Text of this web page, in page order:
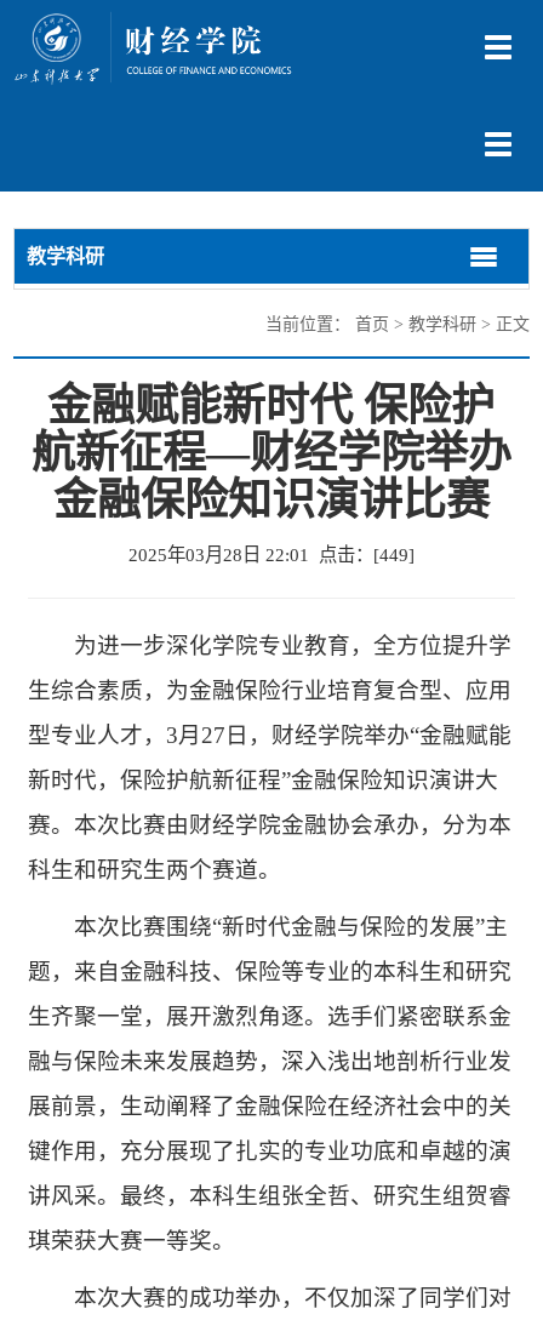
切
切
导
教学科研
切
换
航
切
换
航
当前位置： 首页 > 教学科研> 正文
金融赋能新时代 保险护
航新征程—财经学院举办
金融保险知识演讲比赛
2025年03月28日 22:01 点击：[449]
为进一步深化学院专业教育，全方位提升学
生综合素质，为金融保险行业培育复合型、应用
型专业人才，3月27日，财经学院举办“金融赋能
新时代，保险护航新征程”金融保险知识演讲大
赛。本次比赛由财经学院金融协会承办，分为本
科生和研究生两个赛道。
本次比赛围绕“新时代金融与保险的发展”主
题，来自金融科技、保险等专业的本科生和研究
生齐聚一堂，展开激烈角逐。选手们紧密联系金
融与保险未来发展趋势，深入浅出地剖析行业发
展前景，生动阐释了金融保险在经济社会中的关
键作用，充分展现了扎实的专业功底和卓越的演
讲风采。最终，本科生组张全哲、研究生组贺睿
琪荣获大赛一等奖。
本次大赛的成功举办，不仅加深了同学们对